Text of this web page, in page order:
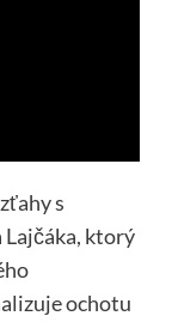
s
ktorý
ochotu